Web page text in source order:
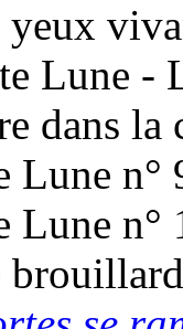
yeux
Lune -
dans la
Lune n°
Lune n°
brouillard